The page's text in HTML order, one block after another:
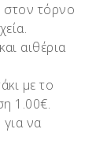
στον τόρνο
αιθέρια
με το
1.00€.
να